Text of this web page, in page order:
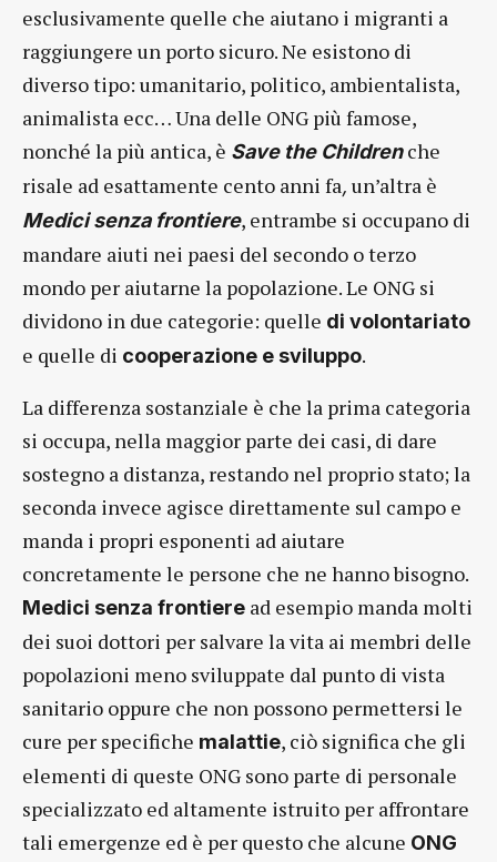
esclusivamente quelle che aiutano i migranti a
raggiungere un porto sicuro. Ne esistono di
diverso tipo: umanitario, politico, ambientalista,
animalista ecc… Una delle ONG più famose,
nonché la più antica, è Save the Childrenche
risale ad esattamente cento anni fa, un’altra è
Medici senza frontiere, entrambe si occupano di
mandare aiuti nei paesi del secondo o terzo
mondo per aiutarne la popolazione. Le ONG si
dividono in due categorie: quelle di volontariato
e quelle di cooperazione e sviluppo.
La differenza sostanziale è che la prima categoria
si occupa, nella maggior parte dei casi, di dare
sostegno a distanza, restando nel proprio stato; la
seconda invece agisce direttamente sul campo e
manda i propri esponenti ad aiutare
concretamente le persone che ne hanno bisogno.
Medici senza frontiere ad esempio manda molti
dei suoi dottori per salvare la vita ai membri delle
popolazioni meno sviluppate dal punto di vista
sanitario oppure che non possono permettersi le
cure per specifiche malattie, ciò significa che gli
elementi di queste ONG sono parte di personale
specializzato ed altamente istruito per affrontare
tali emergenze ed è per questo che alcune ONG